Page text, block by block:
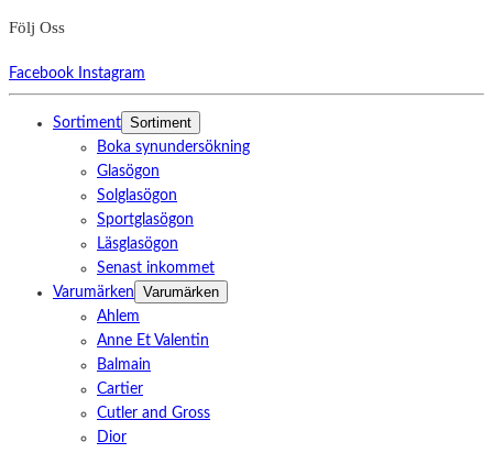
Följ Oss
Facebook Instagram
Sortiment Sortiment
Boka synundersökning
Glasögon
Solglasögon
Sportglasögon
Läsglasögon
Senast inkommet
Varumärken
Varumärken
Ahlem
Anne Et Valentin
Balmain
Cartier
Cutler and Gross
Dior